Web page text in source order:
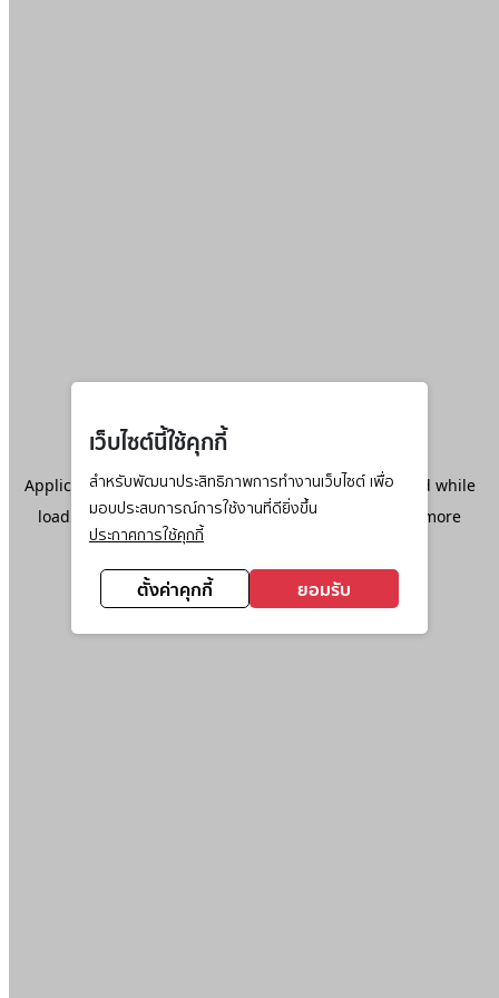
เว็บไซต์นี้ใช้คุกกี้
สำหรับพัฒนาประสิทธิภาพการทำงานเว็บไซต์ เพื่อ
มอบประสบการณ์การใช้งานที่ดียิ่งขึ้น
ประกาศการใช้คุกกี้
ตั้งค่าคุกกี้ ยอมรับ
Application error: aclient-side exception has occurred while
loadingwww.ktc.co.th(see the browser console
for more
information).